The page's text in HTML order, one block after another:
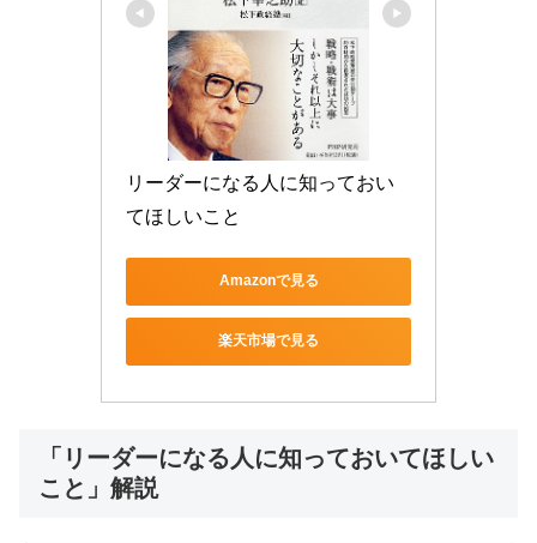
リーダーになる人に知っておい
てほしいこと
Amazonで見る
楽天市場で見る
「リーダーになる人に知っておいてほしい
こと」解説